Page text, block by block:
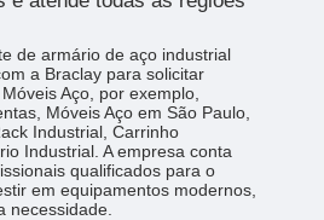
de armário de aço industrial
a Braclay para solicitar
Aço, por exemplo,
Móveis Aço em São Paulo,
Industrial, Carrinho
Industrial. A empresa conta
qualificados para o
em equipamentos modernos,
necessidade.